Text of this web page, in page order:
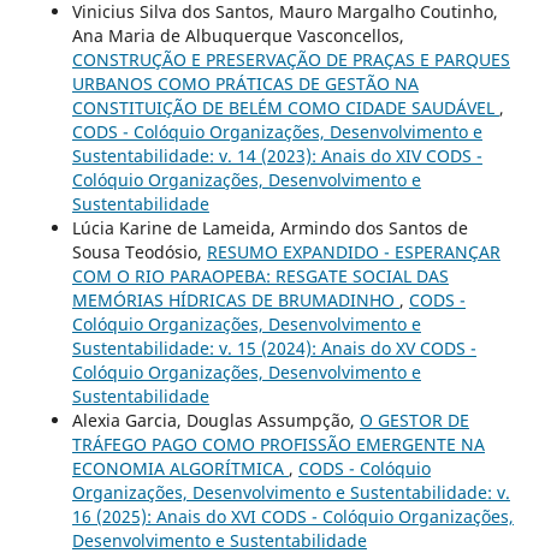
Vinicius Silva dos Santos, Mauro Margalho Coutinho,
Ana Maria de Albuquerque Vasconcellos,
CONSTRUÇÃO E PRESERVAÇÃO DE PRAÇAS E PARQUES
URBANOS COMO PRÁTICAS DE GESTÃO NA
CONSTITUIÇÃO DE BELÉM COMO CIDADE SAUDÁVEL ,
CODS - Colóquio Organizações, Desenvolvimento e
Sustentabilidade: v. 14 (2023): Anais do XIV CODS -
Colóquio Organizações, Desenvolvimento e
Sustentabilidade
Lúcia Karine de Lameida, Armindo dos Santos de
Sousa Teodósio, RESUMO EXPANDIDO - ESPERANÇAR
COM O RIO PARAOPEBA: RESGATE SOCIAL DAS
MEMÓRIAS HÍDRICAS DE BRUMADINHO , CODS -
Colóquio Organizações, Desenvolvimento e
Sustentabilidade: v. 15 (2024): Anais do XV CODS -
Colóquio Organizações, Desenvolvimento e
Sustentabilidade
Alexia Garcia, Douglas Assumpção, O GESTOR DE
TRÁFEGO PAGO COMO PROFISSÃO EMERGENTE NA
ECONOMIA ALGORÍTMICA , CODS - Colóquio
Organizações, Desenvolvimento e Sustentabilidade: v.
16 (2025): Anais do XVI CODS - Colóquio Organizações,
Desenvolvimento e Sustentabilidade